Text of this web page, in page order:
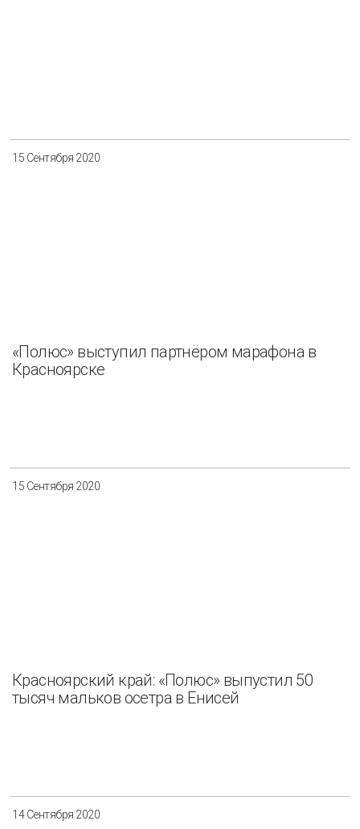
15 Сентября 2020
«Полюс» выступил партнёром марафона в
Красноярске
15 Сентября 2020
Красноярский край: «Полюс» выпустил 50
тысяч мальков осетра в Енисей
14 Сентября 2020